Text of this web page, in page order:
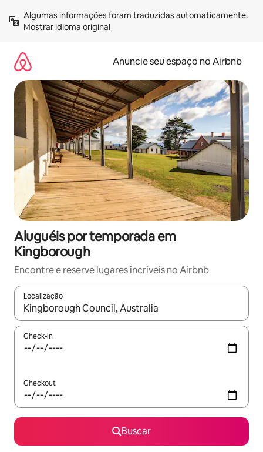
para
Mostrar idioma original
Anuncie seu espaço no Airbnb
Aluguéis por temporada em
Kingborough
Encontre e reserve lugares incríveis no Airbnb
Localização
Quando os resultados estiverem disponíveis, explore-os
Check-in
Checkout
Buscar